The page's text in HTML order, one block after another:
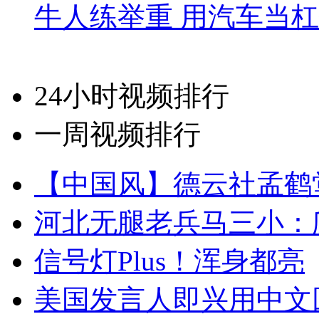
牛人练举重 用汽车当
24小时视频排行
一周视频排行
【中国风】德云社孟
河北无腿老兵马三小
信号灯Plus！浑身都亮
美国发言人即兴用中